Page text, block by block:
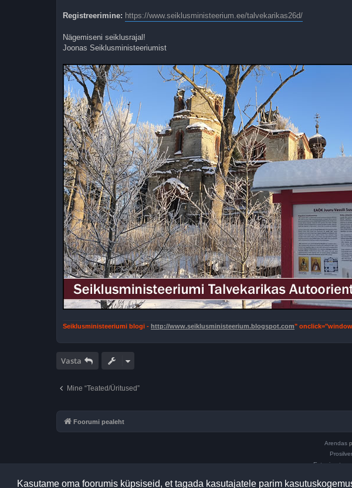
Kasutame oma foorumis küpsiseid, et tagada kasutajatele parim
Registreerimine: https://www.seiklusministeerium.ee/talvekarikas26d/
Nägemiseni seiklusrajal!
Joonas Seiklusministeeriumist
Seiklusministeeriumi blogi - http://www.seiklusministeerium.blogspot.com"
Vasta
Mine “Teated/Üritused”
Foorumi pealeht
Arendas
Estonian